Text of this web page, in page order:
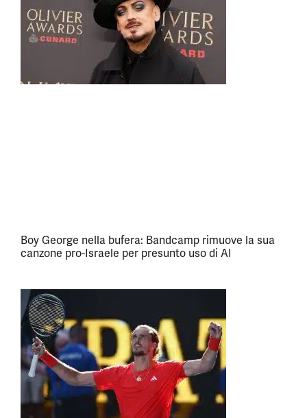
Boy George nella bufera: Bandcamp rimuove la sua
canzone pro-Israele per presunto uso di AI